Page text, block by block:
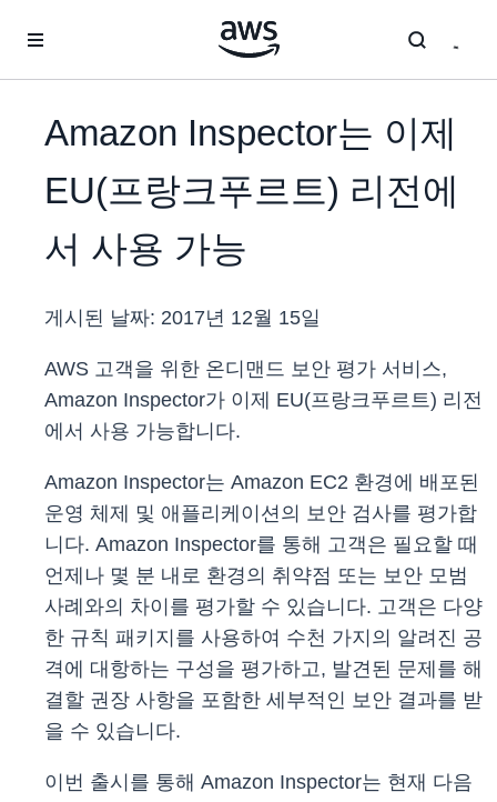
Amazon Inspector는 이제
EU(프랑크푸르트) 리전에
서 사용 가능
게시된 날짜: 2017년 12월 15일
AWS 고객을 위한 온디맨드 보안 평가 서비스,
Amazon Inspector가 이제 EU(프랑크푸르트) 리전
에서 사용 가능합니다.
Amazon Inspector는 Amazon EC2 환경에 배포된
운영 체제 및 애플리케이션의 보안 검사를 평가합
니다. Amazon Inspector를 통해 고객은 필요할 때
언제나 몇 분 내로 환경의 취약점 또는 보안 모범
사례와의 차이를 평가할 수 있습니다. 고객은 다양
한 규칙 패키지를 사용하여 수천 가지의 알려진 공
격에 대항하는 구성을 평가하고, 발견된 문제를 해
결할 권장 사항을 포함한 세부적인 보안 결과를 받
을 수 있습니다.
이번 출시를 통해 Amazon Inspector는 현재 다음